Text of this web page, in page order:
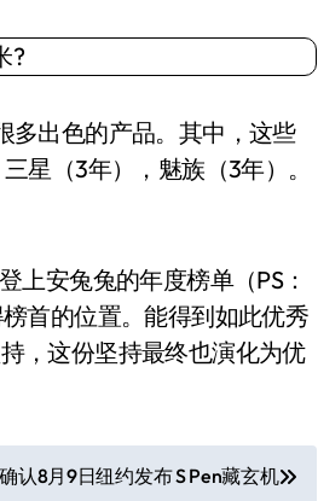
出色的产品。其中，这些
星（3年），魅族（3年）。
安兔兔的年度榜单（PS：
首的位置。能得到如此优秀
，这份坚持最终也演化为优
认8月9日纽约发布 S Pen藏玄机